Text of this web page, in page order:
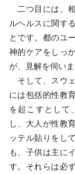
二つ目には、
ルヘルスに関す
とです。都のユ
神的ケアをしっ
が、見解を伺いま
そして、スウ
には包括的性教
を起こすとして
し、大人が性教
ッテル貼りをし
も、子供は主に
す。それらは必